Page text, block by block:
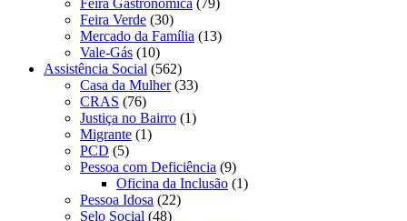
Feira Verde (30)
Mercado da Família (13)
Vale-Gás (10)
Assistência Social (562)
Casa da Mulher(33)
CRAS (76)
Justiça no Bairro (1)
Migrante (1)
PCD (5)
Pessoa com Deficiência (9)
Oficina da Inclusão (1)
Pessoa Idosa (22)
Selo Social (48)